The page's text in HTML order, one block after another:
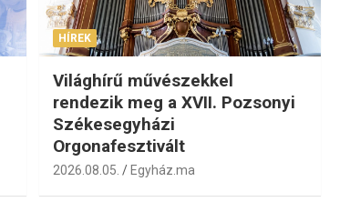
HÍREK
Világhírű művészekkel
rendezik meg a XVII. Pozsonyi
Székesegyházi
Orgonafesztivált
2026.08.05. Egyház.ma